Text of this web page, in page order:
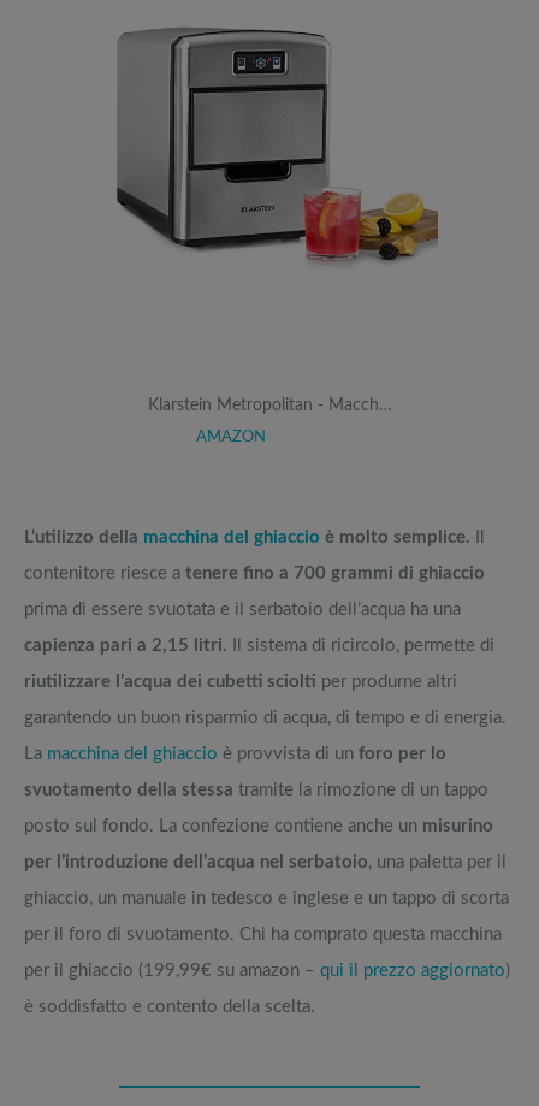
Klarstein Metropolitan - Macch…
AMAZON
L’utilizzo della macchina del ghiaccio è molto semplice.
contenitore riesce a tenere fino a 700 grammi di ghiaccio
prima di essere svuotata e il serbatoio dell’acqua ha una
capienza pari a 2,15 litri. Il sistema di ricircolo, permette di
riutilizzare l’acqua dei cubetti sciolti per produrne altri
garantendo un buon risparmio di acqua, di tempo e di energia.
La macchina del ghiaccio è provvista di un foro per lo
svuotamento della stessa tramite la rimozione di un tappo
posto sul fondo. La confezione contiene anche un misurino
per l’introduzione dell’acqua nel serbatoio, una paletta per il
ghiaccio, un manuale in tedesco e inglese e un tappo di scorta
per il foro di svuotamento. Chi ha comprato questa macchina
per il ghiaccio (199,99€ su amazon – qui il prezzo aggiornato)
è soddisfatto e contento della scelta.